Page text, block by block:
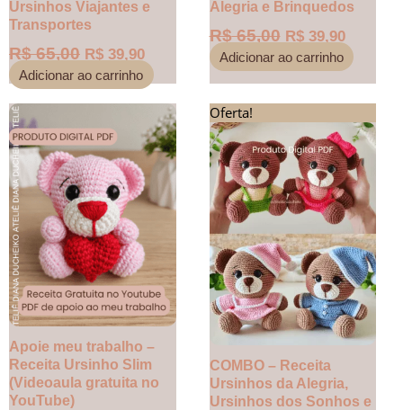
Ursinhos Viajantes e
Transportes
R$65,00 R$ 39,90
Adicionar ao carrinho
Alegria e Brinquedos
R$65,00 R$39,90
Adicionar ao carrinho
Apoie meu trabalho –
Receita Ursinho Slim
(Videoaula gratuita no
YouTube)
Oferta!
COMBO – Receita
Ursinhos da Alegria,
Ursinhos dos Sonhos e
preço
original
era:
R$ 72,55.
preço
atual
é:
R$
produto
tem
várias
variantes.
As
opções
podem
ser
escolhidas
na
página
do
produto